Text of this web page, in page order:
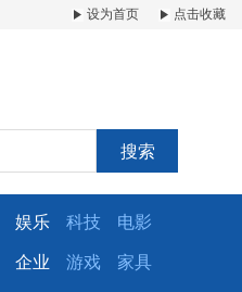
设为首页 点击收藏
搜索
娱乐 科技 电影
企业 游戏 家具